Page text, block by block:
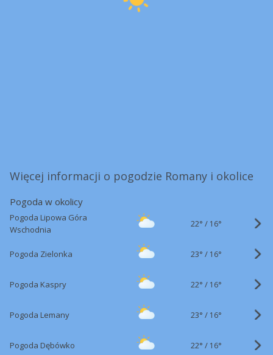
Więcej informacji o pogodzie Romany i okolice
Pogoda w okolicy
Pogoda Lipowa Góra
Wschodnia
22° / 16°
Pogoda Zielonka 23° / 16°
Pogoda Kaspry 22° / 16°
Pogoda Lemany 23° / 16°
Pogoda Dębówko 22° / 16°